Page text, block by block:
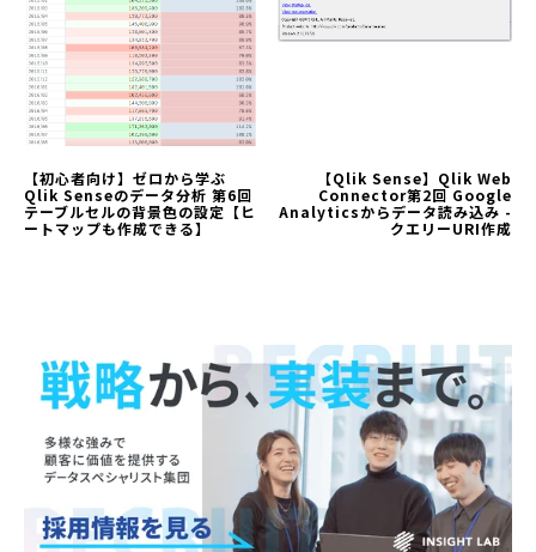
【初心者向け】ゼロから学ぶ
Qlik Senseのデータ分析 第6回
テーブルセルの背景色の設定【ヒ
ートマップも作成できる】
【Qlik Sense】Qlik Web
Connector第2回 Google
Analyticsからデータ読み込み -
クエリーURI作成